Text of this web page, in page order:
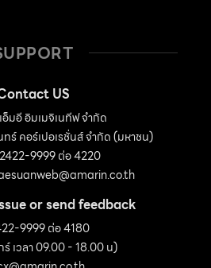
US
อ็มอี อิมเมจิเนทีฟ จำกัด
ร์ คอร์เปอเรชั่นส์ จำกัด (มหาชน)
9999 ต่อ 4220
or send feedback
9999 ต่อ 4180
เวลา 09.00 - 18.00 น)